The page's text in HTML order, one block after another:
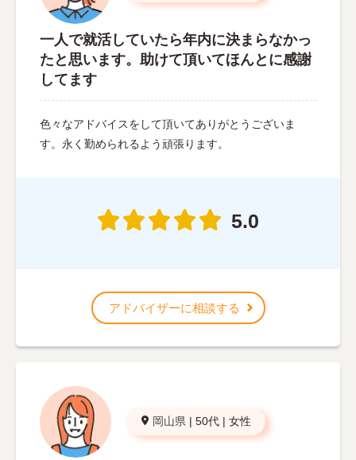
一人で就活していたら年内に決まらなかっ
たと思います。助けて頂いてほんとに感謝
してます
色々なアドバイスをして頂いてありがとうございま
す。永く勤められるよう頑張ります。
5.0
アドバイザーに相談する
岡山県 | 50代 | 女性